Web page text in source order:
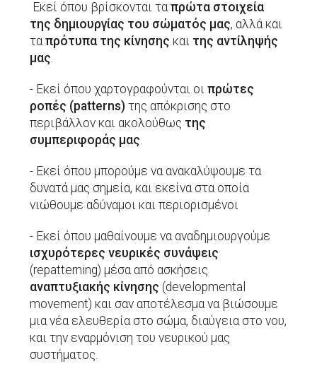
Εκεί όπου βρίσκονται ταπρώτα στοιχεία
της δημιουργίας του σώματός μας, αλλά και
ταπρότυπα της κίνησης και της αντίληψής
μας.
- Εκεί όπου χαρτογραφούνται οιπρώτες
ροπές (patterns) της απόκρισης στο
περιβάλλον και ακολούθως της
συμπεριφοράς μας.
- Εκεί όπου μπορούμε να ανακαλύψουμε τα
δυνατά μας σημεία, και εκείνα στα οποία
νιώθουμε αδύναμοι και περιορισμένοι
- Εκεί όπου μαθαίνουμε να αναδημιουργούμε
ισχυρότερες νευρικές συνάψεις
(repatterning) μέσα από ασκήσεις
αναπτυξιακής κίνησης (developmental
movement) και σαν αποτέλεσμα να βιώσουμε
μια νέα ελευθερία στο σώμα, διαύγεια στο νου,
και την εναρμόνιση του νευρικού μας
συστήματος.